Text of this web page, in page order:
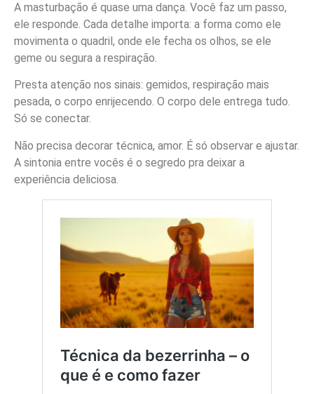
A masturbação é quase uma dança. Você faz um passo,
ele responde. Cada detalhe importa: a forma como ele
movimenta o quadril, onde ele fecha os olhos, se ele
geme ou segura a respiração.
Presta atenção nos sinais: gemidos, respiração mais
pesada, o corpo enrijecendo. O corpo dele entrega tudo.
Só se conectar.
Não precisa decorar técnica, amor. É só observar e ajustar.
A sintonia entre vocês é o segredo pra deixar a
experiência deliciosa.